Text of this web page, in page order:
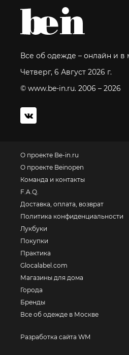
Все об одежде – онлайн и в
Четверг, 6 Август 2026 г.
© www.be-in.ru. 2006 – 2026
О проекте Be-in.ru
О проекте Beinopen
Команда и контакты
F.A.Q.
Доставка, оплата, возврат
Политика конфиденциальности
Лукбуки
Покупки
Практика
Glocalabel.com
Магазины для дома
Города
Бренды
Все об одежде в Москве
Разработка сайта WM